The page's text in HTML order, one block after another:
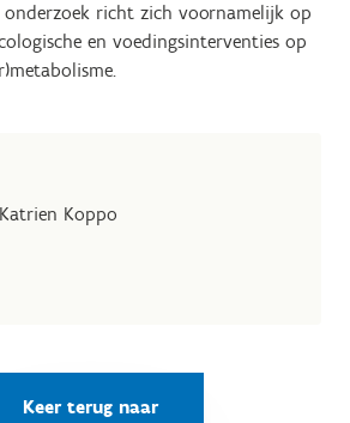
onderzoek richt zich voornamelijk op
en voedingsinterventies op
Koppo
Keer terug naar